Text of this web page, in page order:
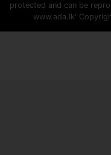
protected and can be
www.ada.lk'